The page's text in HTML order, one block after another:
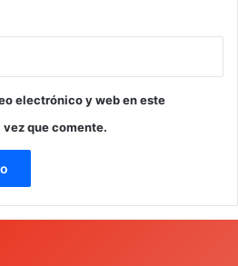
electrónico y web en este
que comente.